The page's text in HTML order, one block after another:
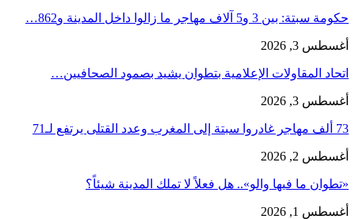
حكومة سبتة: بين 3 و5 آلاف مهاجر ما زالوا داخل المدينة و862…
أغسطس 3, 2026
اتحاد المقاولات الإعلامية بتطوان يشيد بصمود الصحافيين…
أغسطس 3, 2026
73 ألف مهاجر غادروا سبتة إلى المغرب وعدد القتلى يرتفع لـ71
أغسطس 2, 2026
«تطوان ما فيها والو».. هل فعلاً لا تملك المدينة شيئاً؟
أغسطس 1, 2026